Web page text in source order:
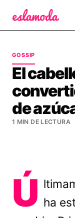
GOSSIP
El
de
1 MIN DE LECTURA
Ú ha